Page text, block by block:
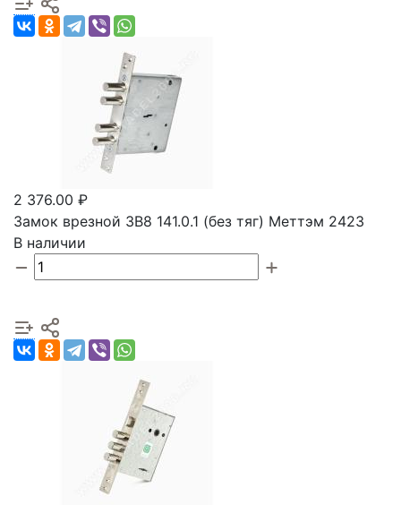
2 376.00 ₽
Замок врезной ЗВ8 141.0.1 (без тяг) Меттэм 2423
В наличии